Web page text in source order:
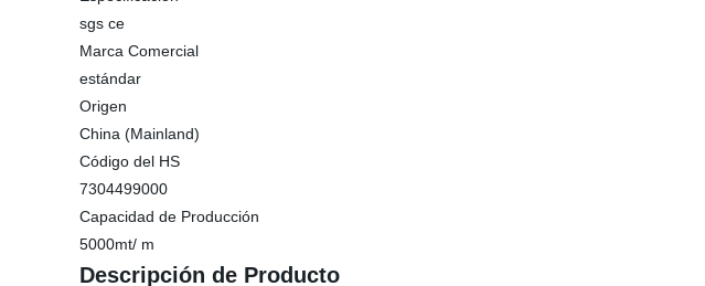
sgs ce
Marca Comercial
estándar
Origen
China (Mainland)
Código del HS
7304499000
Capacidad de Producción
5000mt/ m
Descripción de Producto